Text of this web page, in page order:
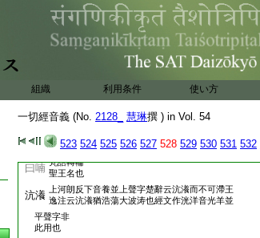
組織 利用条件 使い方
一切經音義 (No. 2128_ 慧琳撰 ) in Vol. 54
523 524 525 526 527 528 529 530 531 532
第八卷
先不音釋
闕文也
初忍反毀齒曰齔説文男八月生齒八歳而爲
齔女七月生齒七歳而毀齒也字從齒匕聲
抛鉢 埤蒼云抛撃也
喟然 也論語云喟然歎曰何晏曰歎聲也
蠣虫 力制反説文蚌屬也
出海中人食之也
曰喃 梵語轉輪
聖王名也
沆瀁
上河朗反下音養並上聲字楚辭云沆瀁而不可滯王
逸注云沆瀁猶浩蕩大波涛也經文作洸洋音光羊並
平聲字非
此用也